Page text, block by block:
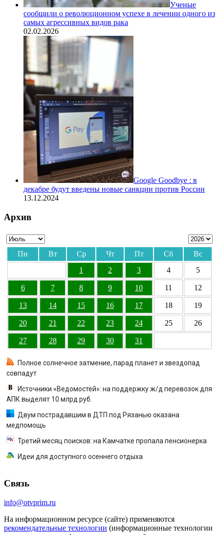
Ученые
сообщили о революционном успехе в лечении одного из
самых агрессивных видов рака
02.02.2026
Google Goodbye : в
декабре будут введены новые санкции против России
13.12.2024
Архив
Пн Вт Ср Чт Пт Сб
Вс
1
2 3 4 5
6 7 8 9 10 11 12
13 14 15 16 17 18 19
20 21 22 23 24 25 26
27 28 29 30 31
Полное солнечное затмение, парад планет и звездопад
совпадут
Источники «Ведомостей»: на поддержку ж/д перевозок для
АПК выделят 10 млрд руб.
Двум пострадавшим в ДТП под Рязанью оказана
медпомощь
Третий месяц поисков: на Камчатке пропала пенсионерка
Идеи для доступного осеннего отдыха
Связь
info@otvprim.ru
На информационном ресурсе (сайте) применяются
рекомендательные технологии (информационные технологии